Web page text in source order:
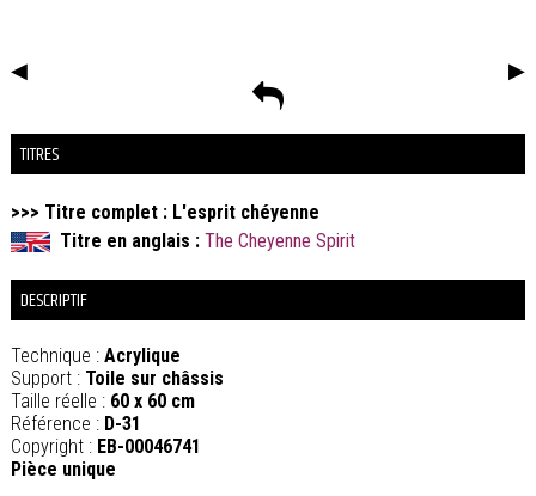
◀ ▶
TITRES
>>> Titre complet : L'esprit chéyenne
Titre en anglais : The Cheyenne Spirit
DESCRIPTIF
Technique : Acrylique
Support : Toile sur châssis
Taille réelle : 60 x 60 cm
Référence : D-31
Copyright : EB-00046741
Pièce unique